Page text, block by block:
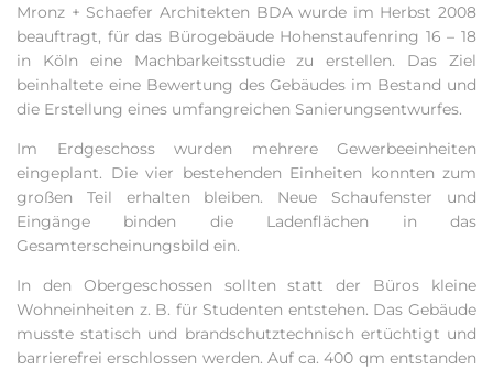
Mronz + Schaefer Architekten BDA wurde im Herbst 2008
beauftragt, für das Bürogebäude Hohenstaufenring 16 – 18
in Köln eine Machbarkeitsstudie zu erstellen. Das Ziel
beinhaltete eine Bewertung des Gebäudes im Bestand und
die Erstellung eines umfangreichen Sanierungsentwurfes.
Im Erdgeschoss wurden mehrere Gewerbeeinheiten
eingeplant. Die vier bestehenden Einheiten konnten zum
großen Teil erhalten bleiben. Neue Schaufenster und
Eingänge binden die Ladenflächen in das
Gesamterscheinungsbild ein.
In den Obergeschossen sollten statt der Büros kleine
Wohneinheiten z. B. für Studenten entstehen. Das Gebäude
musste statisch und brandschutztechnisch ertüchtigt und
barrierefrei erschlossen werden. Auf ca. 400 qm entstanden